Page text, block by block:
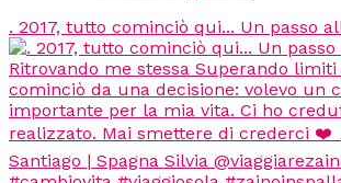
. 2017, tutto cominciò qui... Un passo